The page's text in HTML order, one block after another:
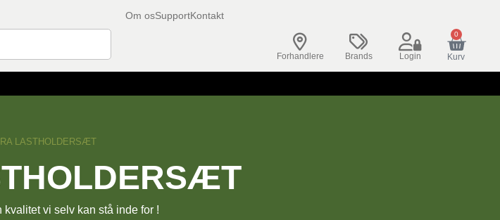
Om osSupportKontakt
Forhandlere Brands Login
0
Kurv
LASTHOLDERSÆT
kvalitet vi selv kan stå inde for !